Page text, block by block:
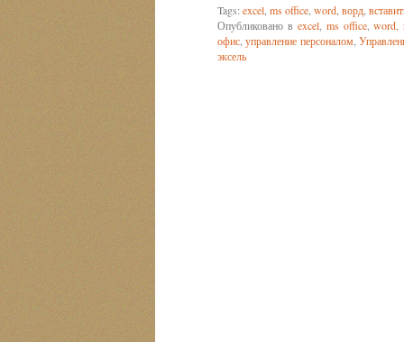
Tags: excel ms office word ворд
Опубликовано в excel, ms office,word ,
офис ,управление персоналом,
эксель